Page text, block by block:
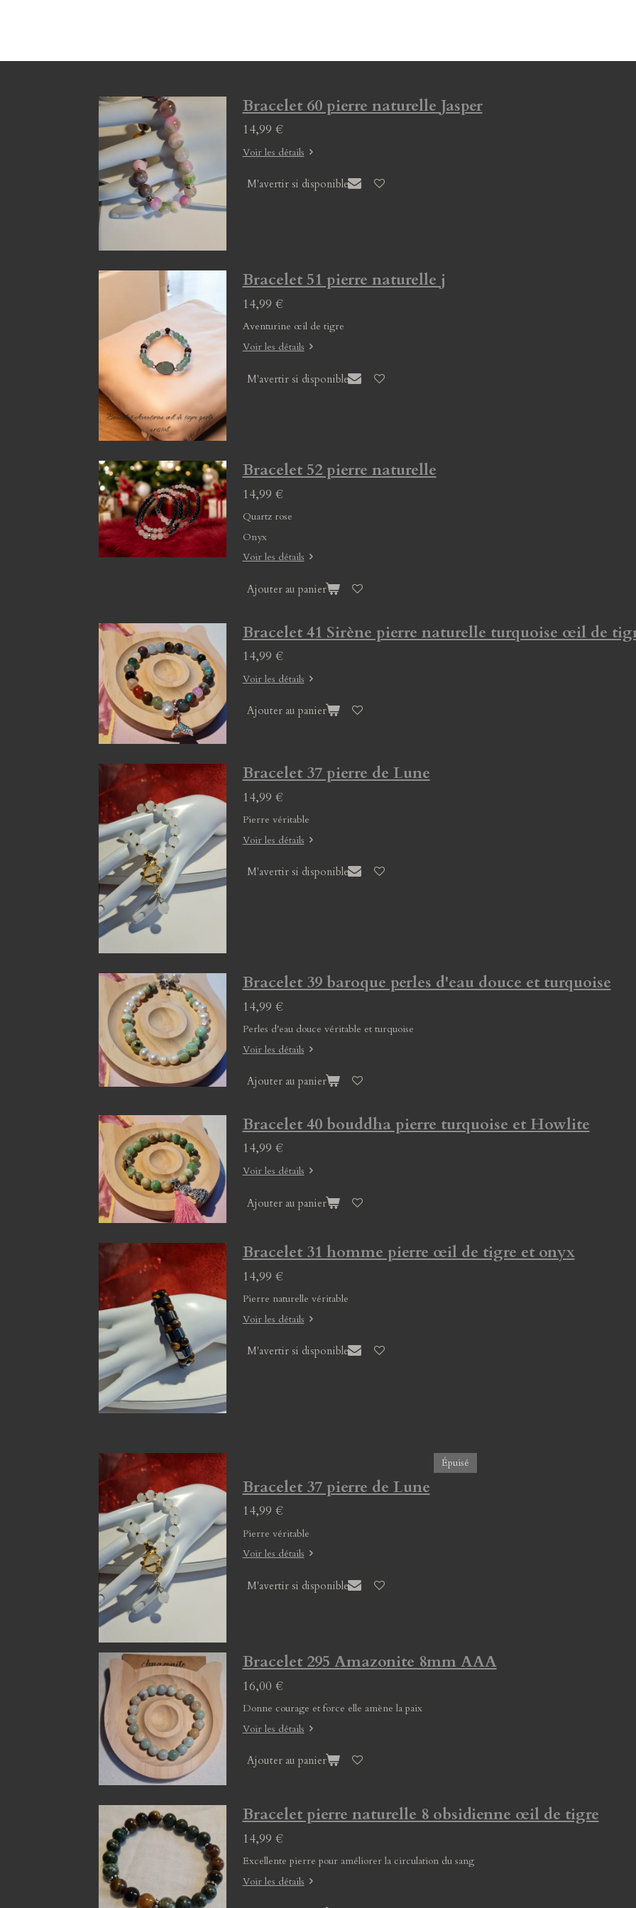
Bracelet 60 pierre naturelle Jasper
14,99 €
Voir les détails
M'avertir si disponible
Bracelet 51 pierre naturelle j
14,99 €
Aventurine œil de tigre
Voir les détails
M'avertir si disponible
Bracelet 52 pierre naturelle
14,99 €
Quartz rose
Onyx
Voir les détails
Ajouter au panier
Bracelet 41 Sirène pierre naturelle turquoise œil de
14,99 €
Voir les détails
Ajouter au panier
Bracelet 37 pierre de Lune
14,99 €
Pierre véritable
Voir les détails
M'avertir si disponible
Bracelet 39 baroque perles d'eau douce et turquoise
14,99 €
Perles d'eau douce véritable et turquoise
Voir les détails
Ajouter au panier
Bracelet 40 bouddha pierre turquoise et Howlite
14,99 €
Voir les détails
Ajouter au panier
Bracelet 31 homme pierre œil de tigre et onyx
14,99 €
Pierre naturelle véritable
Voir les détails
M'avertir si disponible
Épuisé
Bracelet 37 pierre de Lune
14,99 €
Pierre véritable
Voir les détails
M'avertir si disponible
Bracelet 295 Amazonite 8mm AAA
16,00 €
Donne courage et force elle amène la paix
Voir les détails
Ajouter au panier
Bracelet pierre naturelle 8 obsidienne œil de tigre
14,99 €
Excellente pierre pour améliorer la circulation du sang
Voir les détails